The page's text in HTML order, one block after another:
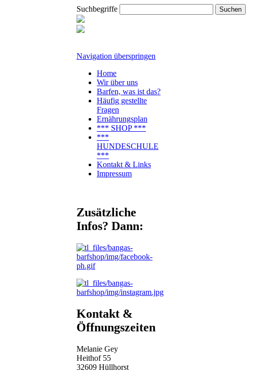
Suchbegriffe
Navigation überspringen
Home
Wir über uns
Barfen, was ist das?
Häufig gestellte
Fragen
Ernährungsplan
*** SHOP ***
***
HUNDESCHULE
***
Kontakt & Links
Impressum
Zusätzliche
Infos? Dann:
Kontakt &
Öffnungszeiten
Melanie Gey
Heithof 55
32609 Hüllhorst